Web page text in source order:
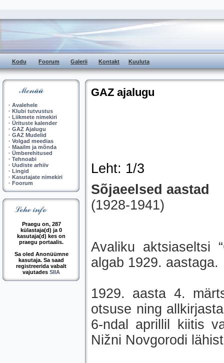
Kodu Foorum Galerii Kontakt Kuuluta
· Avalehele
· Klubi tutvustus
· Liikmete nimekiri
· Ürituste kalender
· GAZ Ajalugu
· GAZ Mudelid
· Volgad meedias
· Maailm ja mõnda
· Ümberehitused
· Tehnoabi
· Uudiste arhiiv
· Lingid
· Kasutajate nimekiri
· Foorum
Praegu on, 287
külastaja(d) ja 0
kasutaja(d) kes on
praegu portaalis.
Sa oled Anonüümne
kasutaja. Sa saad
registreerida vabalt
vajutades SIIA
GAZ ajalugu
Leht: 1/3
Sõjaeelsed aastad
(1928-1941)
Avaliku aktsiaseltsi
algab 1929. aastaga.
1929. aasta 4.
otsuse ning
6-ndal aprillil kiitis
Nižni Novgorodi